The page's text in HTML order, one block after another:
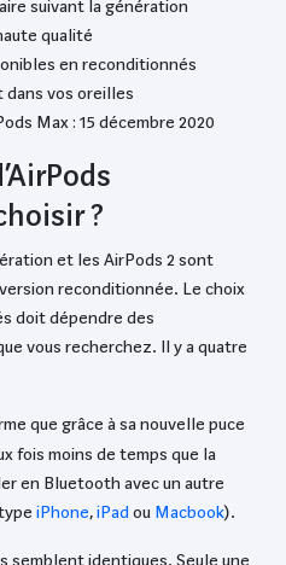
suivant la génération
qualité
en reconditionnés
dans vos oreilles
Max : 15 décembre 2020
?
et les AirPods 2 sont
reconditionnée. Le choix
doit dépendre des
vous recherchez. Il y a quatre
que grâce à sa nouvelle puce
fois moins de temps que la
en Bluetooth avec un autre
iPhone,iPad ou Macbook).
semblent identiques. Seule une